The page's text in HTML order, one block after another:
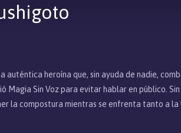
auténtica heroína que, sin ayuda de nadie,
Sin Voz para evitar hablar en público.
la compostura mientras se enfrenta tanto a la